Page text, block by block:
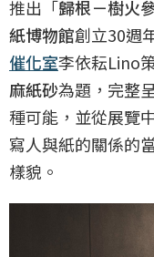
推出「歸根－樹火
紙博物館創立30週
催化室李依耘Lino
麻紙砂為題，完整
種可能，並從展覽
寫人與紙的關係的
樣貌。